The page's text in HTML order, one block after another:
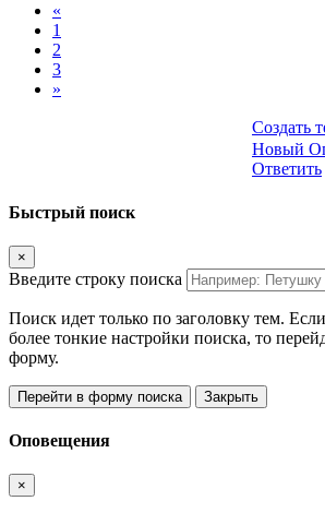
«
1
2
3
»
Создать
Новый
Ответить
Быстрый поиск
×
Введите строку поиска
Поиск идет только по заголовку тем.
более тонкие настройки поиска, то
форму.
Перейти в форму поиска Закрыть
Оповещения
×